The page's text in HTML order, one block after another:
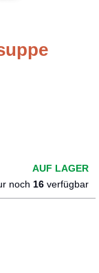
AUF LAGER
noch 16 verfügbar